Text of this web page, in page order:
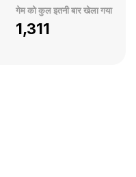
गेम को कुल इतनी बार खेला गया
1,311